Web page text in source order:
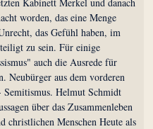
worden, das eine Menge
das Gefühl haben, im
zu sein. Für einige
auch die Ausrede für
Neubürger aus dem vorderen
Helmut Schmidt
über das Zusammenleben
christlichen Menschen Heute als